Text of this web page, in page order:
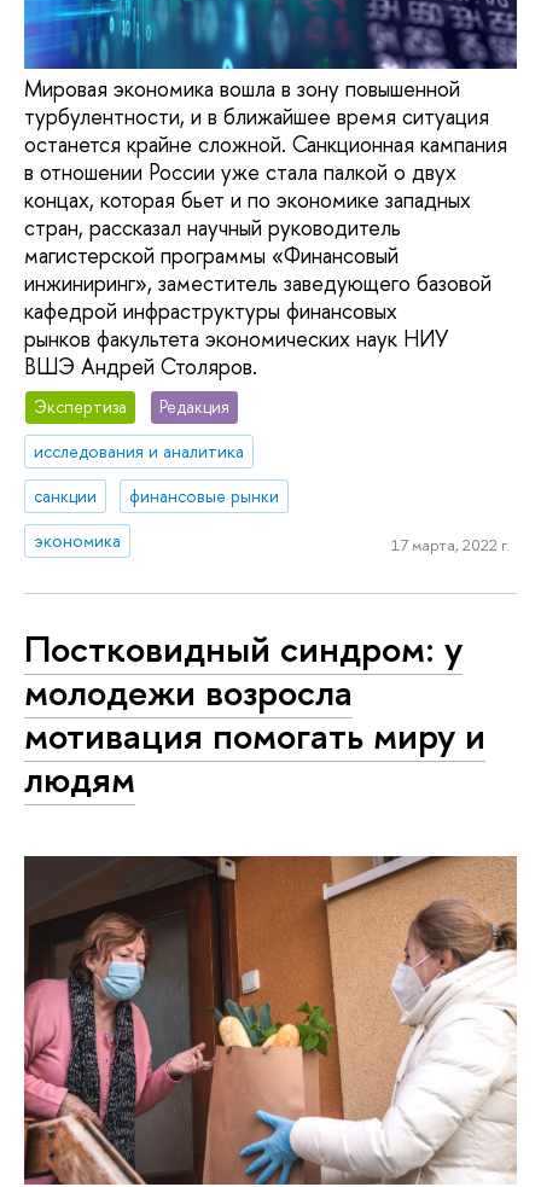
Мировая экономика вошла в зону повышенной
турбулентности, и в ближайшее время ситуация
останется крайне сложной. Санкционная кампания
в отношении России уже стала палкой о двух
концах, которая бьет и по экономике западных
стран, рассказал научный руководитель
магистерской программы «Финансовый
инжиниринг», заместитель заведующего базовой
кафедрой инфраструктуры финансовых
рынков факультета экономических наук НИУ
ВШЭ Андрей Столяров.
Экспертиза
Редакция
исследования и аналитика
санкции
финансовые рынки
экономика
17 марта, 2022 г.
Постковидный синдром: у
молодежи возросла
мотивация помогать миру и
людям